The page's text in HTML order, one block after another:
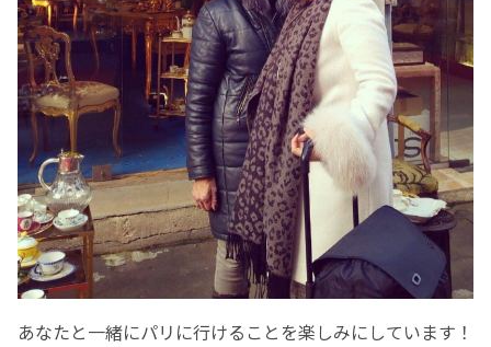
あなたと一緒にパリに行けることを楽しみにしています！